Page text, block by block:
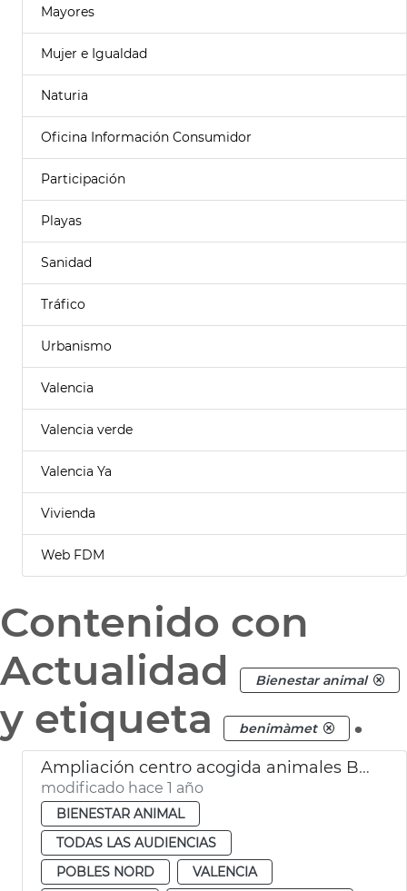
Mayores
Mujer e Igualdad
Naturia
Oficina Información Consumidor
Participación
Playas
Sanidad
Tráfico
Urbanismo
Valencia
Valencia verde
Valencia Ya
Vivienda
Web FDM
Contenido con
Actualidad
Bienestar animal
y etiqueta benimàmet .
Ampliación centro acogida animales Benimàmet
modificado hace 1 año
BIENESTAR ANIMAL
TODAS LAS AUDIENCIAS
POBLES NORD
VALENCIA